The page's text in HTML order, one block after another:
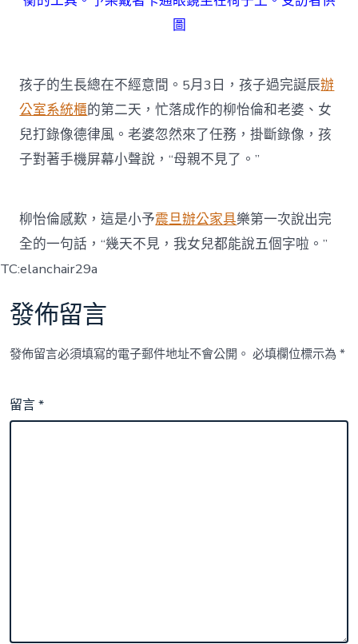
圖
孩子的生長總在不經意間。5月3日，孩子過完誕辰辦
公室系統櫃的第二天，忙落成作的柳怡倫和老婆、女
兒打錄像德律風。老婆忽然來了任務，掛斷錄像，孩
子對著手機屏幕小聲說，“母親不見了。”
柳怡倫感歎，這是小予震旦辦公家具樂第一次說出完
全的一句話，“幾天不見，我女兒都能說五個字啦。”
TC:elanchair29a
發佈留言
發佈留言必須填寫的電子郵件地址不會公開。 必填欄位標示為*
留言*